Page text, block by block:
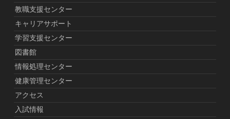
教職支援センター
キャリアサポート
学習支援センター
図書館
情報処理センター
健康管理センター
アクセス
入試情報